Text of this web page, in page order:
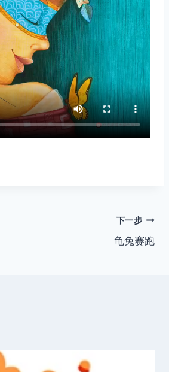
下一步
龟兔赛跑